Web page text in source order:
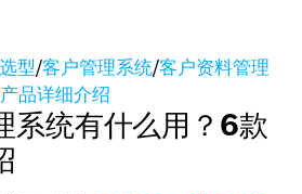
型/客户管理系统/客户资料管理
品详细介绍
系统有什么用？6款